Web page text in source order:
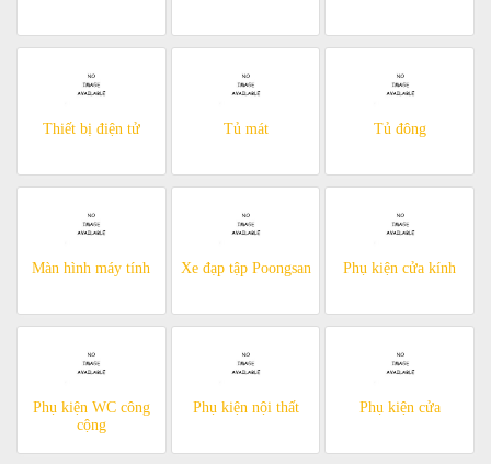
Thiết bị điện tử Tủ mát Tủ đông
Màn hình máy tính Xe đạp tập Poongsan Phụ kiện cửa kính
Phụ kiện WC công
cộng
Phụ kiện nội thất Phụ kiện cửa